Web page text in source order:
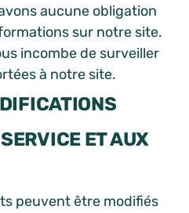
aucune obligation
sur notre site.
incombe de surveiller
à notre site.
ET AUX
peuvent être modifiés